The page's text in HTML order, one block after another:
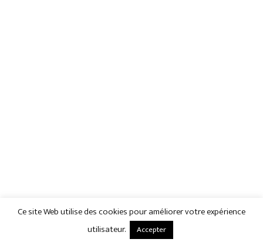
Ce site Web utilise des cookies pour améliorer votre expérience
utilisateur.
Accepter